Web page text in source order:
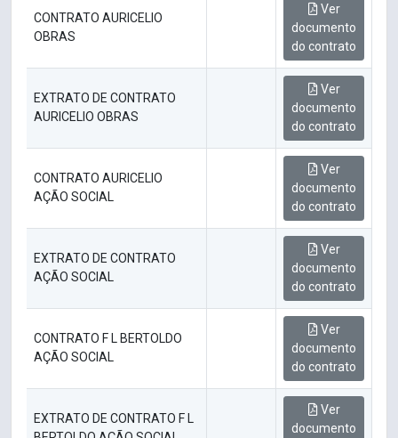
CONTRATO AURICELIO
OBRAS
Ver
documento
do contrato
EXTRATO DE CONTRATO
AURICELIO OBRAS
Ver
documento
do contrato
CONTRATO AURICELIO
AÇÃO SOCIAL
Ver
documento
do contrato
EXTRATO DE CONTRATO
AÇÃO SOCIAL
Ver
documento
do contrato
CONTRATO F L BERTOLDO
AÇÃO SOCIAL
Ver
documento
do contrato
EXTRATO DE CONTRATO F L
Ver
documento